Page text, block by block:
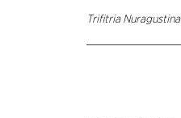
Trifitria Nuragustina